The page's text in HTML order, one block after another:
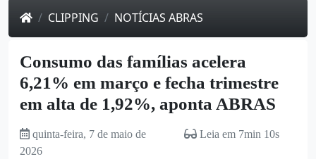
CLIPPING NOTÍCIAS ABRAS
Consumo das famílias acelera
6,21% em março e fecha trimestre
em alta de 1,92%, aponta ABRAS
quinta-feira, 7 de maio de
2026
Leia em 7min 10s